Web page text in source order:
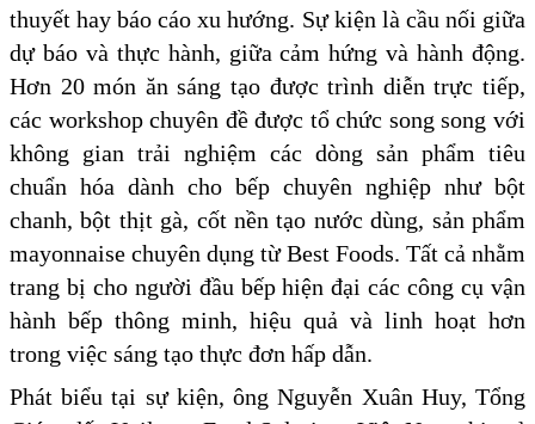
thuyết hay báo cáo xu hướng. Sự kiện là cầu nối giữa
dự báo và thực hành, giữa cảm hứng và hành động.
Hơn 20 món ăn sáng tạo được trình diễn trực tiếp,
các workshop chuyên đề được tổ chức song song với
không gian trải nghiệm các dòng sản phẩm tiêu
chuẩn hóa dành cho bếp chuyên nghiệp như bột
chanh, bột thịt gà, cốt nền tạo nước dùng, sản phẩm
mayonnaise chuyên dụng từ Best Foods. Tất cả nhằm
trang bị cho người đầu bếp hiện đại các công cụ vận
hành bếp thông minh, hiệu quả và linh hoạt hơn
trong việc sáng tạo thực đơn hấp dẫn.
Phát biểu tại sự kiện, ông Nguyễn Xuân Huy, Tổng